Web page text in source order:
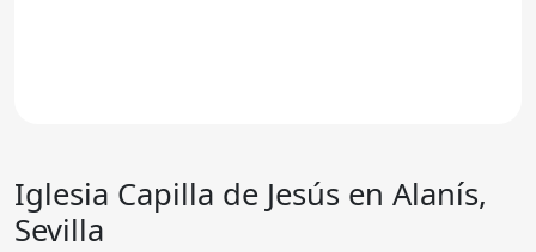
Iglesia Capilla de Jesús en Alanís,
Sevilla